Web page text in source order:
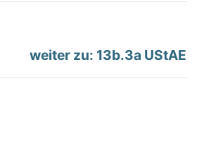
weiter zu: 13b.3a UStAE